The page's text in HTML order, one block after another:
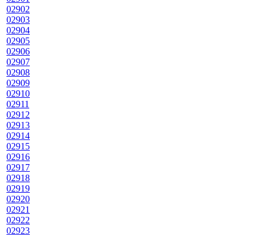
02902
02903
02904
02905
02906
02907
02908
02909
02910
02911
02912
02913
02914
02915
02916
02917
02918
02919
02920
02921
02922
02923